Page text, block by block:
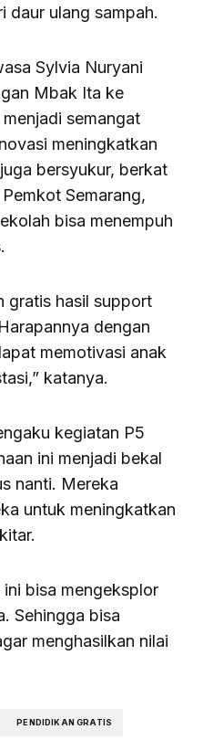
daur ulang sampah.
Sylvia Nuryani
Mbak Ita ke
semangat
meningkatkan
bersyukur, berkat
Semarang,
bisa menempuh
gratis hasil support
dengan
memotivasi anak
katanya.
kegiatan P5
ini menjadi bekal
nanti. Mereka
untuk meningkatkan
bisa mengeksplor
Sehingga bisa
menghasilkan nilai
PENDIDIKAN GRATIS